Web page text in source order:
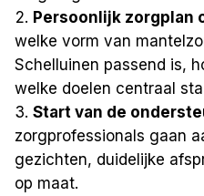
Persoonlijk zorgplan
welke vorm van
Schelluinen passend is,
welke doelen centraal
Start van de
zorgprofessionals gaan
gezichten, duidelijke
op maat.